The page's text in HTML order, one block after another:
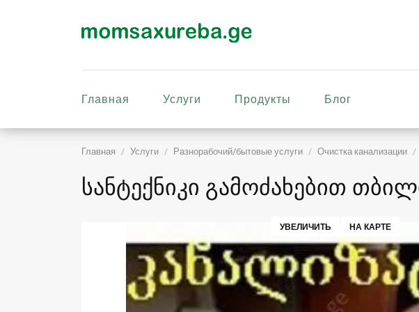
Главная Услуги Продукты Блог
Главная Услуги Разнорабочий/бытовые услуги Очистка канализации
სანტექნიკი გამოძახებით
УВЕЛИЧИТЬ НА КАРТЕ